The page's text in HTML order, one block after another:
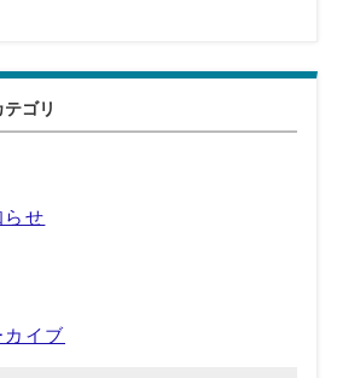
ゴリ
らせ
カイブ